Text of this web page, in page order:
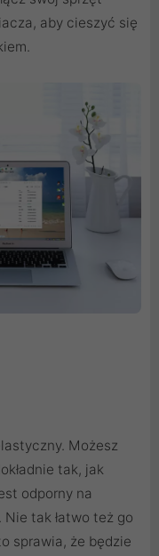
aby cieszyć się
Możesz
tak, jak
odporny na
tak łatwo też go
sprawia, że będzie